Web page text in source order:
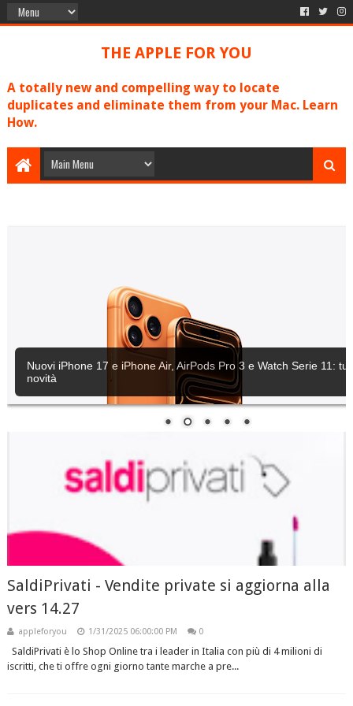
THE APPLE FOR YOU
A totally new and compelling way to locate
duplicates and eliminate them from your Mac. Learn
How.
Nuovi iPhone 17 e iPhone Air, AirPods Pro 3 e Watch Serie 11:
novità
SaldiPrivati - Vendite private si aggiorna alla
vers 14.27
appleforyou 1/31/2025 06:00:00 PM 0
SaldiPrivati è lo Shop Online tra i leader in Italia con più di 4 milioni di
iscritti, che ti offre ogni giorno tante marche a pre...